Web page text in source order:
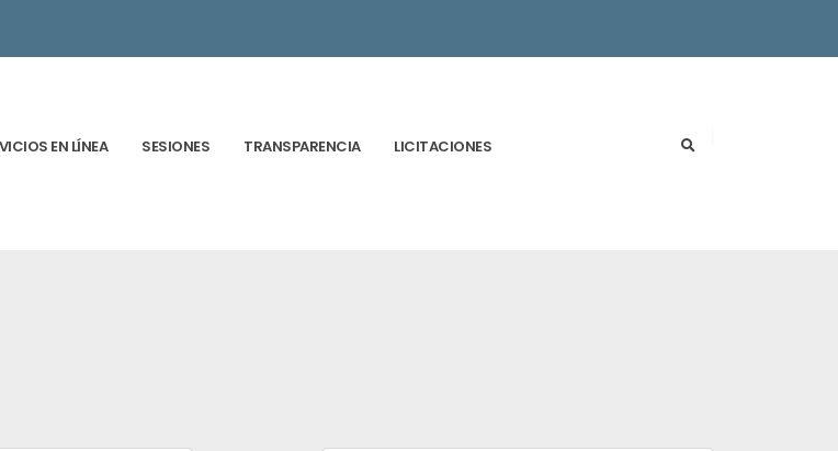
EN LÍNEA SESIONES TRANSPARENCIA LICITACIONES